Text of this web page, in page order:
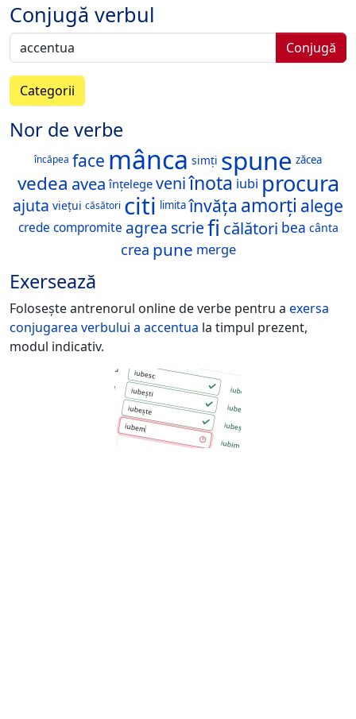
Conjugă verbul
Conjugă
Categorii
Nor de verbe
încăpea face mânca simți spune zăcea
vedea avea înțelege veniînota iubi procura
ajuta viețui căsători citi limita învăța amorți alege
crede compromite agrea scriefi călători bea cânta
crea pune merge
Exersează
Folosește antrenorul online de verbe pentru a exersa
conjugarea verbului a accentua la timpul prezent,
modul indicativ.